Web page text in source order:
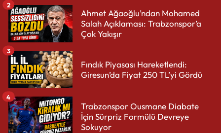
Ahmet Ağaoğlu’ndan Mohamed
Salah Açıklaması: Trabzonspor’a
Çok Yakışır
2
Fındık Piyasası Hareketlendi:
Giresun’da Fiyat 250 TL’yi Gördü
3
Trabzonspor Ousmane Diabate
İçin Sürpriz Formülü Devreye
Sokuyor
4